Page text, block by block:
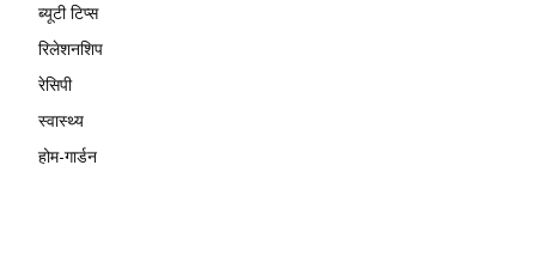
ब्यूटी टिप्स
रिलेशनशिप
रेसिपी
स्वास्थ्य
होम-गार्डन